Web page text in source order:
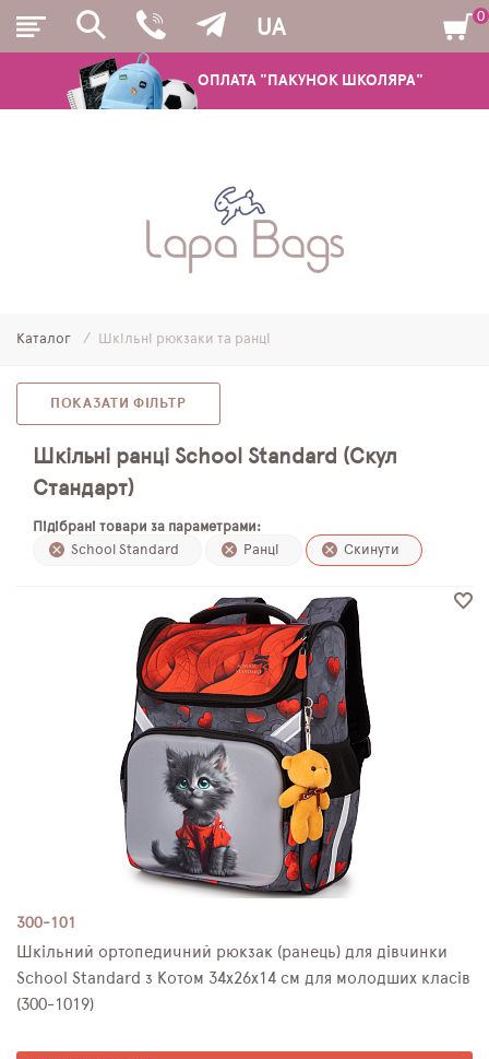
ОПЛАТА "ПАКУНОК ШКОЛЯРА"
UA
ШКІЛЬНІ РЮКЗАКИ ТА РАНЦІ
МОЛОДІЖНІ РЮКЗАКИ
ПЕНАЛИ
МІШКИ ДЛЯ ВЗУТТЯ
DELUNE
SCHOOL STANDARD
0
Каталог Шкільні рюкзаки та ранці
ПОКАЗАТИ ФІЛЬТР
Шкільні ранці School Standard (Скул
Стандарт)
Підібрані товари за параметрами:
School Standard
Ранці Скинути
300-101
Шкільний ортопедичний рюкзак (ранець) для дівчинки
School Standard з Котом 34х26х14 см для молодших класів
(300-1019)